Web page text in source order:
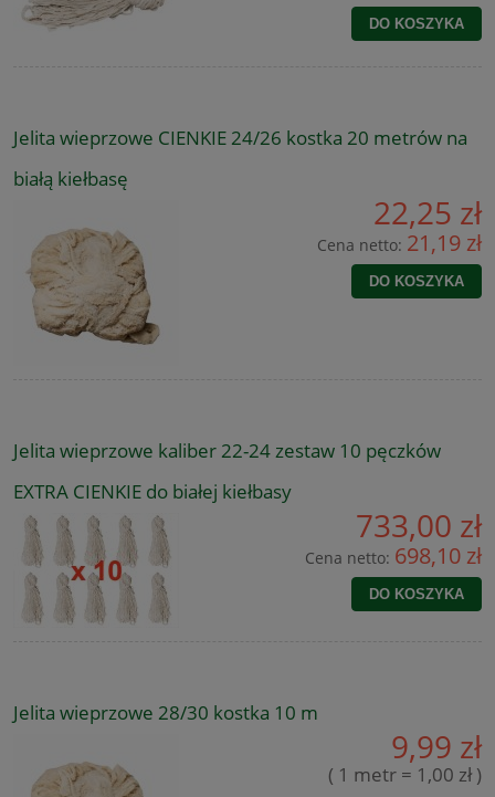
DO KOSZYKA
Jelita wieprzowe CIENKIE 24/26 kostka 20 metrów na
białą kiełbasę
22,25 zł
Cena netto: 21,19 zł
DO KOSZYKA
Jelita wieprzowe kaliber 22-24 zestaw 10 pęczków
EXTRA CIENKIE do białej kiełbasy
733,00 zł
Cena netto: 698,10 zł
DO KOSZYKA
Jelita wieprzowe 28/30 kostka 10 m
9,99 zł
( 1 metr = 1,00 zł )